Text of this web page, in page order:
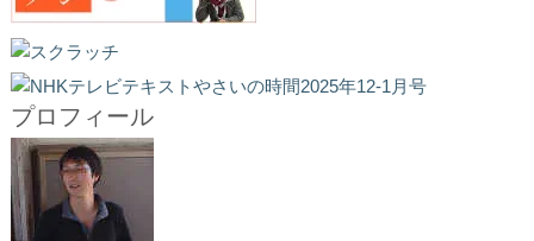
プロフィール